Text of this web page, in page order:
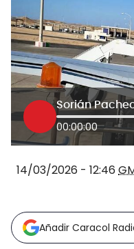
00:00:00
14/03/2026 - 12:46
Añadir Caracol